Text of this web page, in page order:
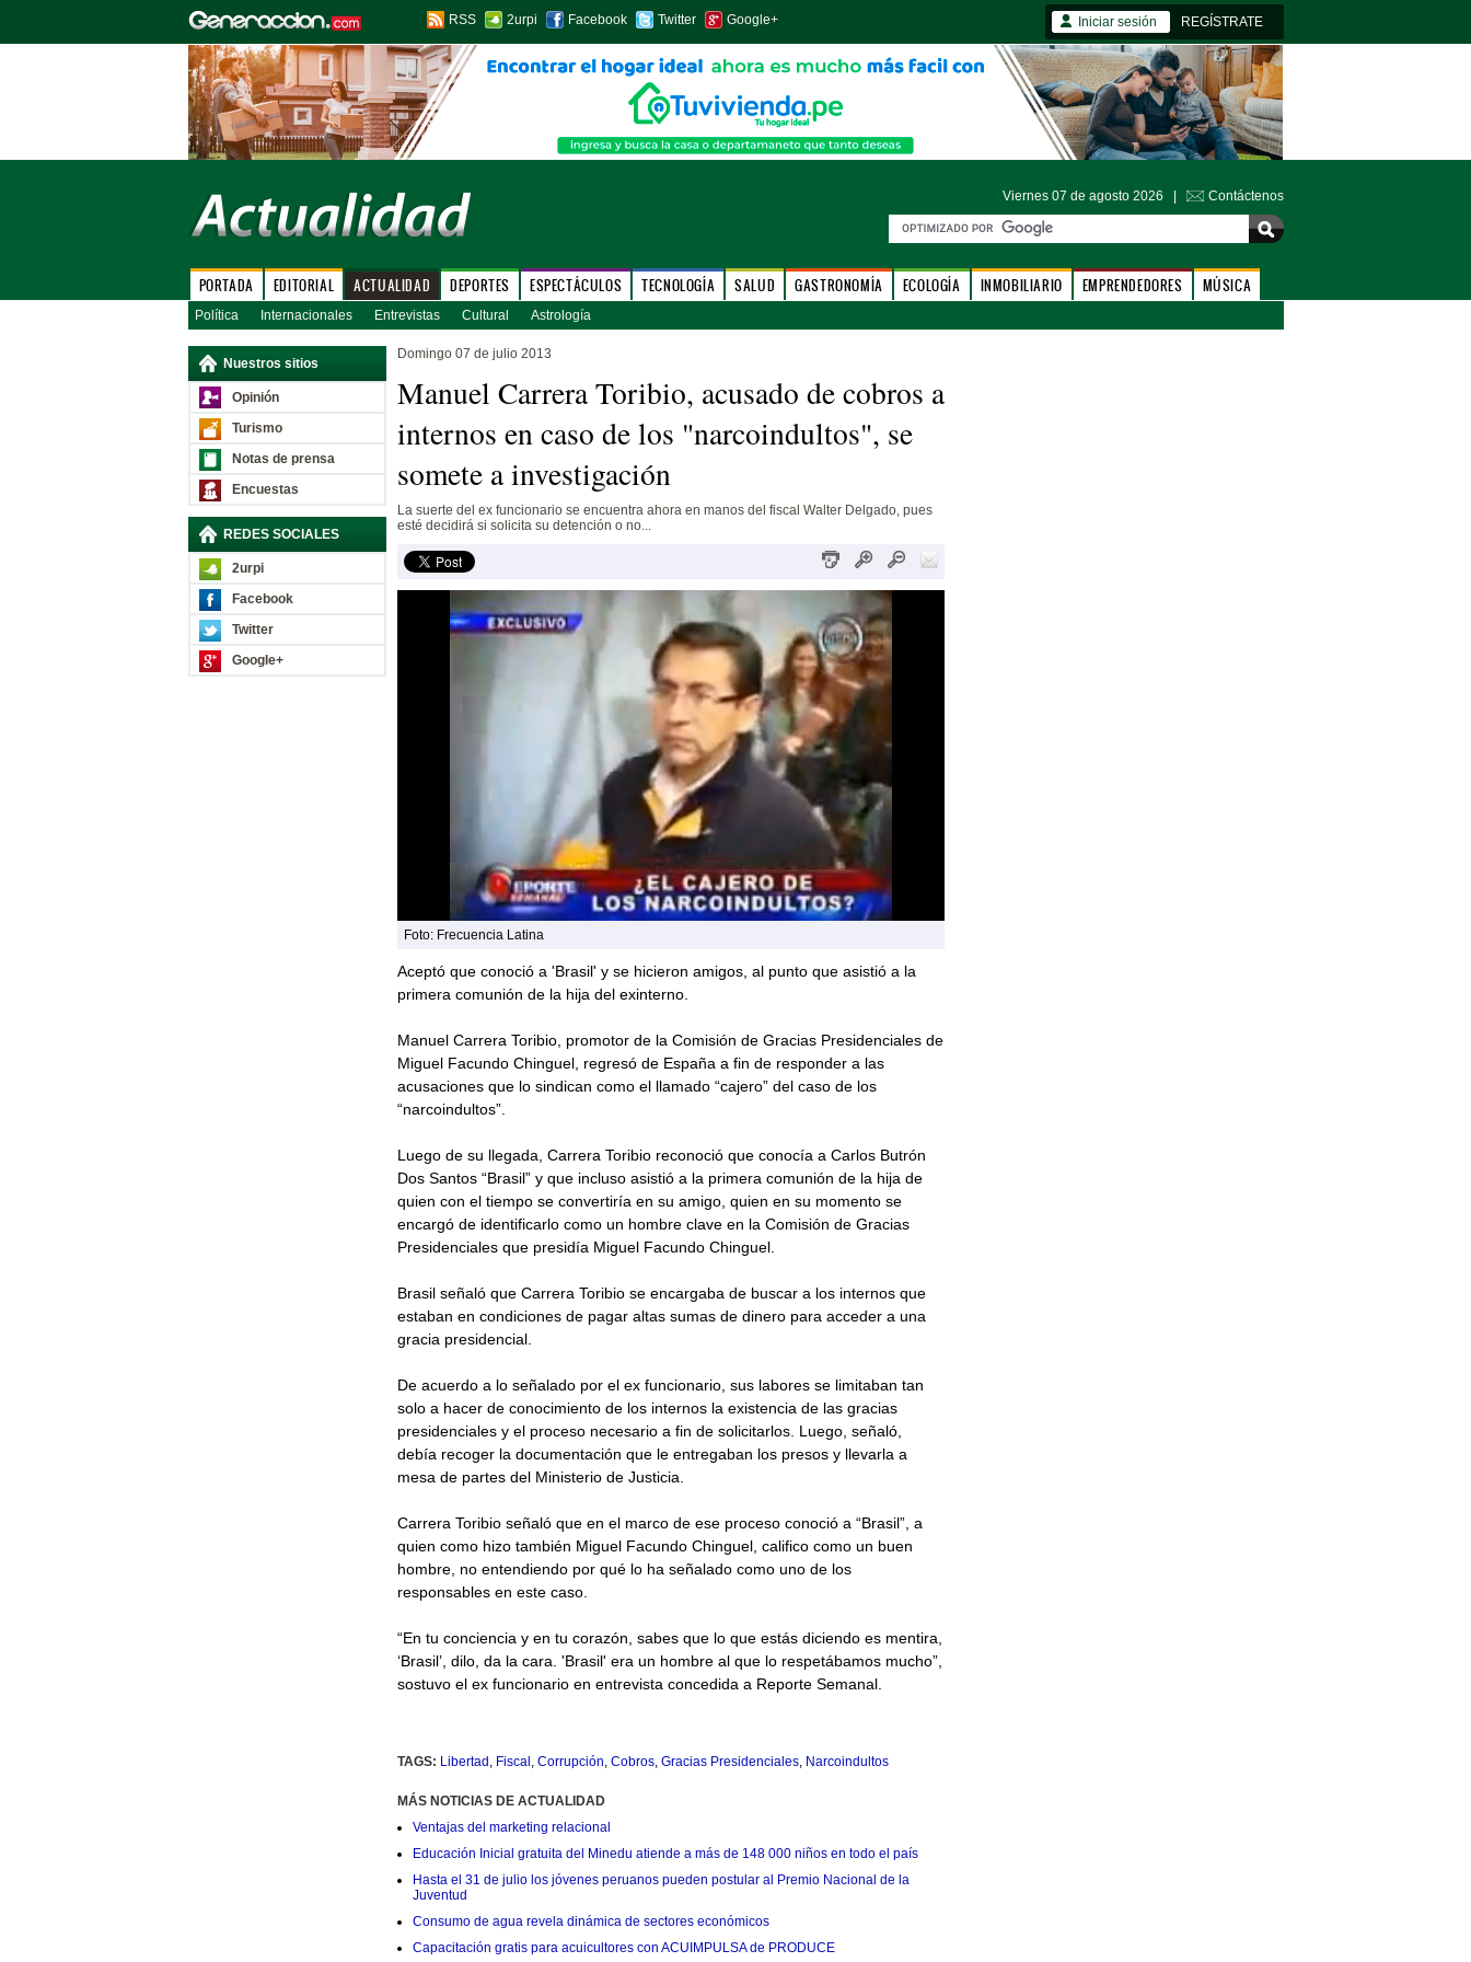
RSS 2urpi Facebook Twitter Google+ Iniciar sesión REGÍSTRATE
Viernes 07 de agosto 2026 | Contáctenos
PORTADA EDITORIAL ACTUALIDAD DEPORTES ESPECTÁCULOS TECNOLOGÍA SALUD GASTRONOMÍA ECOLOGÍA INMOBILIARIO EMPRENDEDORES MÚSICA
Política Internacionales Entrevistas Cultural Astrología
Nuestros sitios
Opinión
Turismo
Notas de prensa
Encuestas
REDES SOCIALES
2urpi
Facebook
Twitter
Google+
Domingo 07 de julio 2013
Manuel Carrera Toribio, acusado de cobros a
internos en caso de los "narcoindultos", se
somete a investigación
La suerte del ex funcionario se encuentra ahora en manos del fiscal Walter Delgado, pues
esté decidirá si solicita su detención o no...
Foto: Frecuencia Latina
Aceptó que conoció a 'Brasil' y se hicieron amigos, al punto que asistió a la
primera comunión de la hija del exinterno.
Manuel Carrera Toribio, promotor de la Comisión de Gracias Presidenciales de
Miguel Facundo Chinguel, regresó de España a fin de responder a las
acusaciones que lo sindican como el llamado “cajero” del caso de los
“narcoindultos”.
Luego de su llegada, Carrera Toribio reconoció que conocía a Carlos Butrón
Dos Santos “Brasil” y que incluso asistió a la primera comunión de la hija de
quien con el tiempo se convertiría en su amigo, quien en su momento se
encargó de identificarlo como un hombre clave en la Comisión de Gracias
Presidenciales que presidía Miguel Facundo Chinguel.
Brasil señaló que Carrera Toribio se encargaba de buscar a los internos que
estaban en condiciones de pagar altas sumas de dinero para acceder a una
gracia presidencial.
De acuerdo a lo señalado por el ex funcionario, sus labores se limitaban tan
solo a hacer de conocimiento de los internos la existencia de las gracias
presidenciales y el proceso necesario a fin de solicitarlos. Luego, señaló,
debía recoger la documentación que le entregaban los presos y llevarla a
mesa de partes del Ministerio de Justicia.
Carrera Toribio señaló que en el marco de ese proceso conoció a “Brasil”, a
quien como hizo también Miguel Facundo Chinguel, califico como un buen
hombre, no entendiendo por qué lo ha señalado como uno de los
responsables en este caso.
“En tu conciencia y en tu corazón, sabes que lo que estás diciendo es mentira,
‘Brasil’, dilo, da la cara. 'Brasil' era un hombre al que lo respetábamos mucho”,
sostuvo el ex funcionario en entrevista concedida a Reporte Semanal.
TAGS: Libertad , Fiscal , Corrupción, Cobros, Gracias Presidenciales, Narcoindultos
MÁS NOTICIAS DE ACTUALIDAD
Ventajas del marketing relacional
Educación Inicial gratuita del Minedu atiende a más de 148 000 niños en todo el país
Hasta el 31 de julio los jóvenes peruanos pueden postular al Premio Nacional de la
Juventud
Consumo de agua revela dinámica de sectores económicos
Capacitación gratis para acuicultores con ACUIMPULSA de PRODUCE